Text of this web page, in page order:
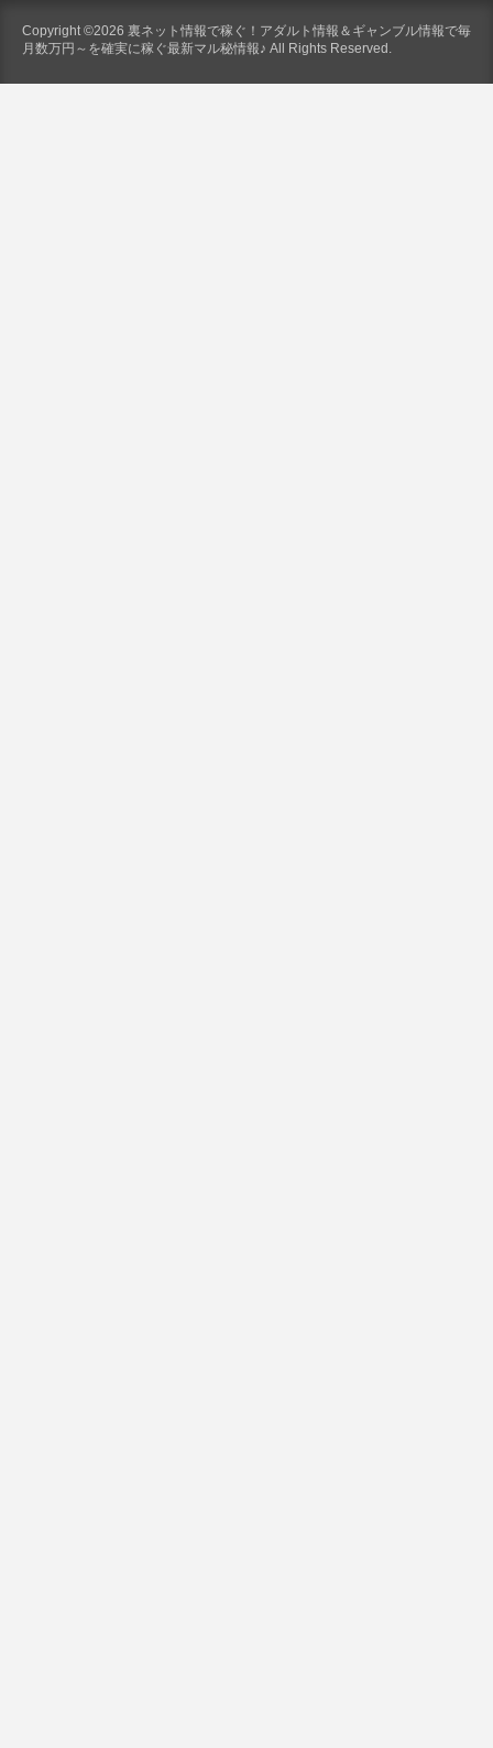
Copyright ©2026 裏ネット情報で稼ぐ！アダルト情報＆ギャンブル情報で毎
月数万円～を確実に稼ぐ最新マル秘情報♪ All Rights Reserved.